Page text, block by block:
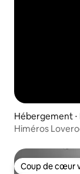
Hébergement
Himéros
Coup de cœur
Coup de cœur